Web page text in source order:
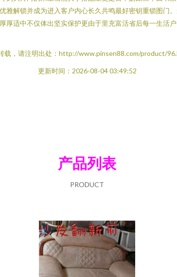
解锁并成为进入客户内心长久共鸣最好密钥重锁图门
厚适中不仅体出坚实保护更由于里充富活省后每一生活
载，请注明出处：http://www.pinsen88.com/product/
更新时间：2026-08-04 03:49:52
产品列表
PRODUCT